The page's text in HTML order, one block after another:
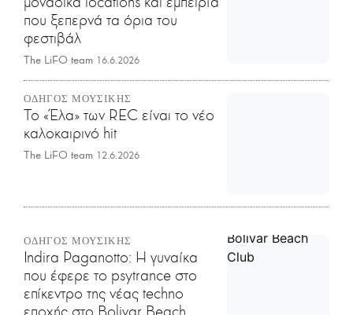
που ξεπερνά τα όρια του
φεστιβάλ
The LiFO team 16.6.2026
ΟΔΗΓΟΣ ΜΟΥΣΙΚΗΣ
Το «Έλα» των REC είναι το νέο
καλοκαιρινό hit
The LiFO team 12.6.2026
ΟΔΗΓΟΣ ΜΟΥΣΙΚΗΣ
Indira Paganotto: Η γυναίκα
που έφερε το psytrance στο
επίκεντρο της νέας techno